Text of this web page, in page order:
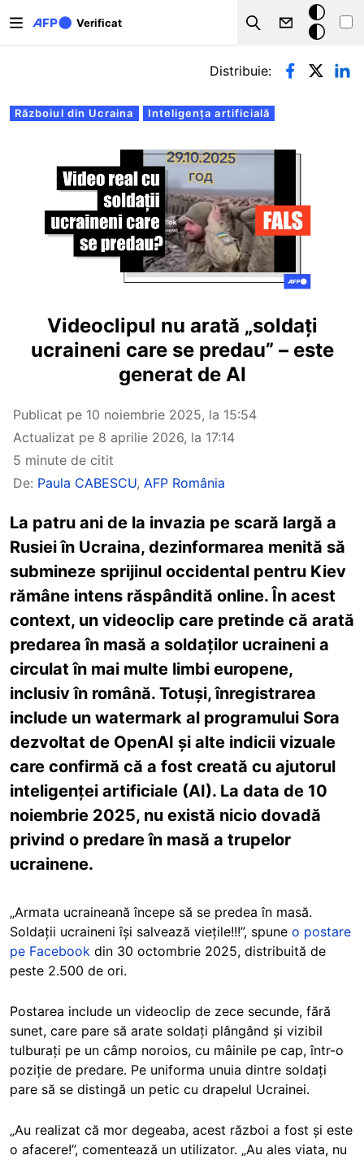
Verificat
Search
Modul
întunecat
Filele principale
Războiul din Ucraina Inteligența artificială
Distribuie:
Videoclipul nu arată „soldați
ucraineni care se predau” – este
generat de AI
Publicat pe 10 noiembrie 2025, la 15:54
Actualizat pe 8 aprilie 2026, la 17:14
5 minute de citit
De: Paula CABESCU, AFP România
La patru ani de la invazia pe scară largă a
Rusiei în Ucraina, dezinformarea menită să
submineze sprijinul occidental pentru Kiev
rămâne intens răspândită online. În acest
context, un videoclip care pretinde că arată
predarea în masă a soldaților ucraineni a
circulat în mai multe limbi europene,
inclusiv în română. Totuși, înregistrarea
include un watermark al programului Sora
dezvoltat de OpenAI și alte indicii vizuale
care confirmă că a fost creată cu ajutorul
inteligenței artificiale (AI). La data de 10
noiembrie 2025, nu există nicio dovadă
privind o predare în masă a trupelor
ucrainene.
„Armata ucraineană începe să se predea în masă.
Soldații ucraineni își salvează viețile!!!”, spune o postare
pe Facebook din 30 octombrie 2025, distribuită de
peste 2.500 de ori.
Postarea include un videoclip de zece secunde, fără
sunet, care pare să arate soldați plângând și vizibil
tulburați pe un câmp noroios, cu mâinile pe cap, într-o
poziție de predare. Pe uniforma unuia dintre soldați
pare să se distingă un petic cu drapelul Ucrainei.
„Au realizat că mor degeaba, acest război a fost și este
o afacere!”, comentează un utilizator. „Au ales viata, nu